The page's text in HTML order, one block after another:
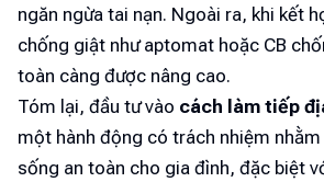
ngăn ngừa tai nạn. Ngoài ra, khi kết
chống giật như aptomat hoặc CB
toàn càng được nâng cao.
Tóm lại, đầu tư vào cách làm tiếp
một hành động có trách nhiệm
sống an toàn cho gia đình, đặc biệt